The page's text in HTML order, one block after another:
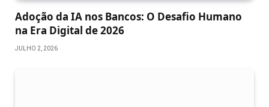
Adoção da IA nos Bancos: O Desafio Humano
na Era Digital de 2026
JULHO 2, 2026